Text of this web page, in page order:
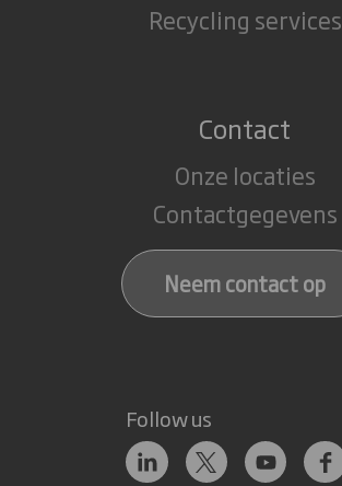
Recycling services
Contact
Onze locaties
Contactgegevens
Neem contact op
Follow us